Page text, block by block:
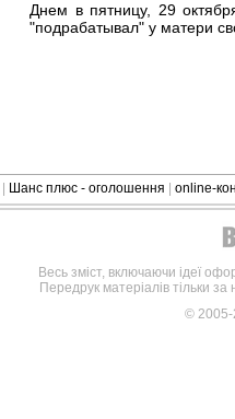
Днем в пятницу, 29
"подрабатывал" у матери
Шанс плюс - оголошення online-
Весь зміст, включаючи ідеї
Передрук матеріалів тільки
©